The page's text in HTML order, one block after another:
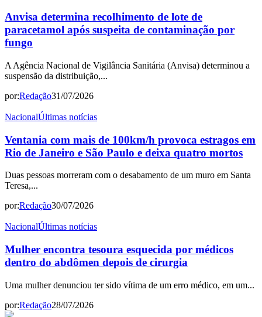
Anvisa determina recolhimento de lote de
paracetamol após suspeita de contaminação por
fungo
A Agência Nacional de Vigilância Sanitária (Anvisa) determinou a
suspensão da distribuição,...
por:Redação31/07/2026
NacionalÚltimas notícias
Ventania com mais de 100km/h provoca estragos em
Rio de Janeiro e São Paulo e deixa quatro mortos
Duas pessoas morreram com o desabamento de um muro em Santa
Teresa,...
por:Redação30/07/2026
NacionalÚltimas notícias
Mulher encontra tesoura esquecida por médicos
dentro do abdômen depois de cirurgia
Uma mulher denunciou ter sido vítima de um erro médico, em um...
por:Redação28/07/2026